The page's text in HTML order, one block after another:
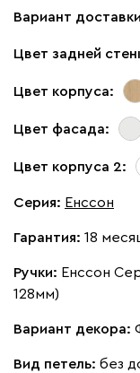
Вариант
Цвет задней
Цвет корпуса:
Цвет фасада:
Цвет корпуса 2:
Серия: Енссон
Гарантия: 18
Ручки: Енссон
128мм)
Вариант декора:
Вид петель: без